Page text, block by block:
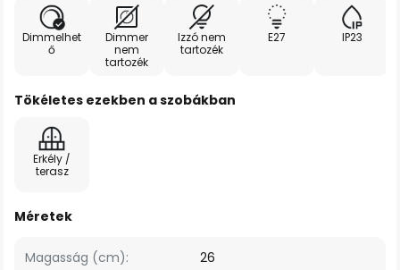
Dimmelhet
ő
Dimmer
nem
tartozék
Izzó nem
tartozék
E27 IP23
Tökéletes ezekben a szobákban
Erkély /
terasz
Méretek
Magasság (cm): 26